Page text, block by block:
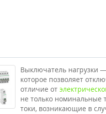
Выключатель нагрузки
которое позволяет
отличие от
не только номинальные
токи, возникающие в